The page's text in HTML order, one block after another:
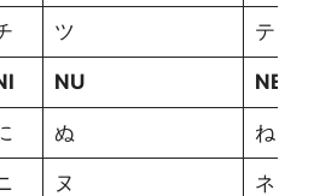
ツ テ
NU NE
ぬ ね
ヌ ネ